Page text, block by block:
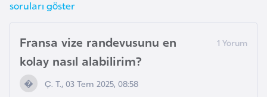
soruları göster
Fransa vize randevusunu en
kolay nasıl alabilirim?
Ç. T., 03 Tem 2025, 08:58
e
I
r
k